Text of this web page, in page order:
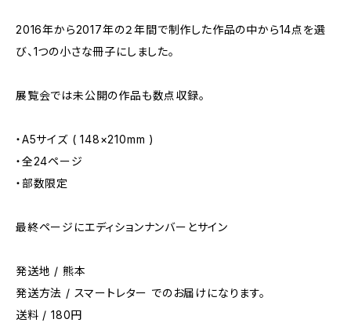
2016年から2017年の２年間で制作した作品の中から14点を選
び、1つの小さな冊子にしました。
展覧会では未公開の作品も数点収録。
・A5サイズ ( 148×210mm )
・全24ページ
・部数限定
最終ページにエディションナンバーとサイン
発送地 / 熊本
発送方法 / スマートレター でのお届けになります。
送料 / 180円